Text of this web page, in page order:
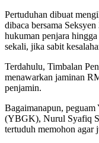
Pertuduhan dibuat
dibaca bersama
hukuman penjara
sekali, jika sabit
Terdahulu, Timbalan
menawarkan jaminan
penjamin.
Bagaimanapun, peguam
(YBGK), Nurul Syafiq
tertuduh memohon agar